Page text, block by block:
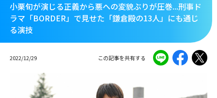
小栗旬が演じる正義から悪への変貌ぶりが圧巻...刑事ド
ラマ「BORDER」で見せた「鎌倉殿の13人」にも通じ
る演技
2022/12/29 この記事を共有する